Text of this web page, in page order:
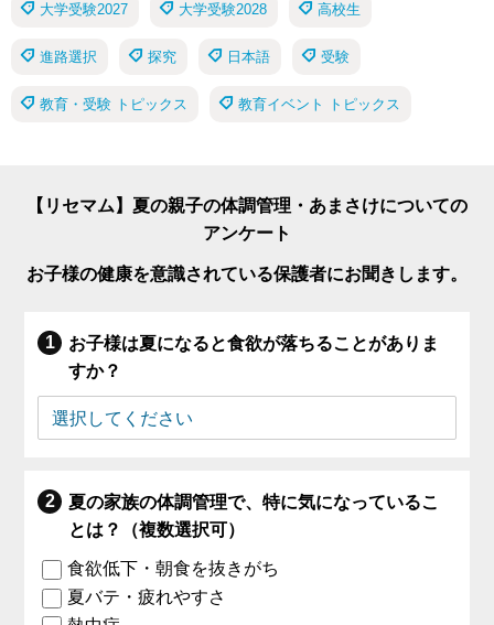
大学受験2027 大学受験2028 高校生
進路選択 探究 日本語 受験
教育・受験 トピックス 教育イベント トピックス
【リセマム】夏の親子の体調管理・あまさけについての
アンケート
お子様の健康を意識されている保護者にお聞きします。
お子様は夏になると食欲が落ちることがありま
すか？
夏の家族の体調管理で、特に気になっているこ
とは？（複数選択可）
食欲低下・朝食を抜きがち
夏バテ・疲れやすさ